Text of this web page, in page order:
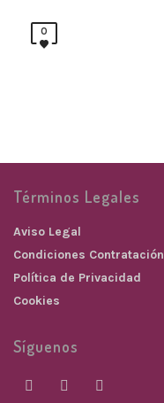
0
Términos Legales
Aviso Legal
Condiciones Contratación
Política de Privacidad
Cookies
Síguenos